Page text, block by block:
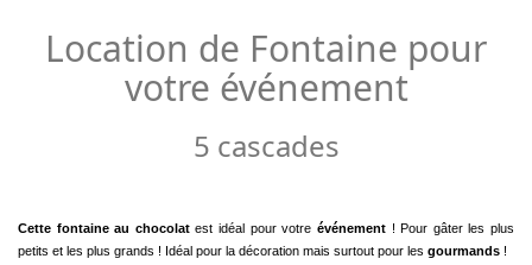
Location de Fontaine pour
votre événement
5 cascades
Cette fontaine au chocolatest idéal pour votre événement! Pour gâter les plus
petits et les plus grands ! Idéal pour la décoration mais surtout pour les gourmands !